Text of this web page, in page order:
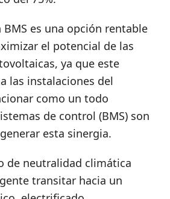
es una opción rentable
el potencial de las
ya que este
las instalaciones del
como un todo
de control (BMS) son
esta sinergia.
de neutralidad climática
transitar hacia un